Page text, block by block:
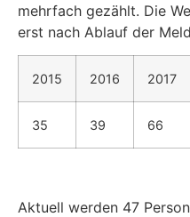
mehrfach gezählt. Die
erst nach Ablauf der
2015 2016 2017
35 39 66
Aktuell werden 47